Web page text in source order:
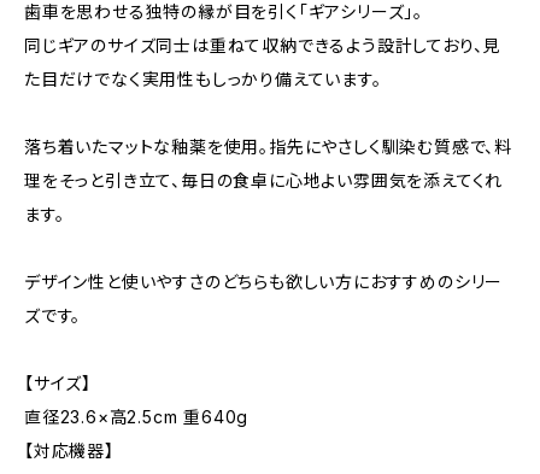
歯車を思わせる独特の縁が目を引く「ギアシリーズ」。
同じギアのサイズ同士は重ねて収納できるよう設計しており、見
た目だけでなく実用性もしっかり備えています。
落ち着いたマットな釉薬を使用。指先にやさしく馴染む質感で、料
理をそっと引き立て、毎日の食卓に心地よい雰囲気を添えてくれ
ます。
デザイン性と使いやすさのどちらも欲しい方におすすめのシリー
ズです。
【サイズ】
直径23.6×高2.5cm 重640g
【対応機器】